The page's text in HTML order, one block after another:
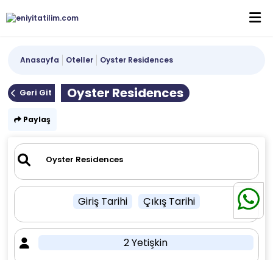
Anasayfa Oteller Oyster Residences
Geri Git Oyster Residences
Paylaş
Giriş Tarihi Çıkış Tarihi
2 Yetişkin